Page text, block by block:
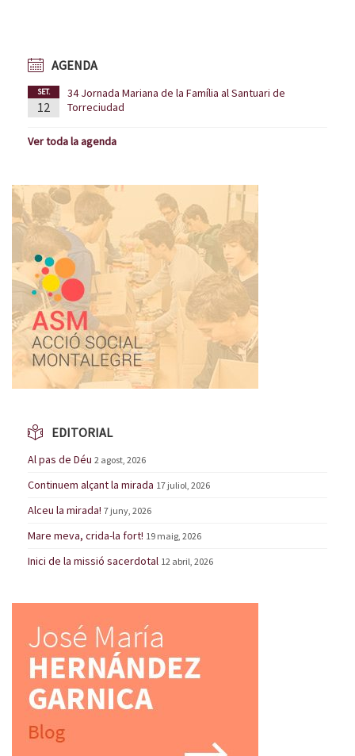
AGENDA
SET.
12
34 Jornada Mariana de la Família al Santuari de
Torreciudad
Ver toda la agenda
EDITORIAL
Al pas de Déu 2 agost, 2026
Continuem alçant la mirada 17 juliol, 2026
Alceu la mirada! 7 juny, 2026
Mare meva, crida-la fort! 19 maig, 2026
Inici de la missió sacerdotal 12 abril, 2026